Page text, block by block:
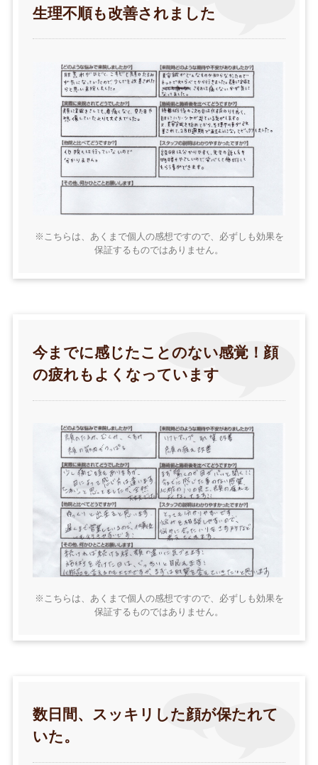
生理不順も改善されました
※こちらは、あくまで個人の感想ですので、必ずしも効果を
保証するものではありません。
今までに感じたことのない感覚！顔
の疲れもよくなっています
※こちらは、あくまで個人の感想ですので、必ずしも効果を
保証するものではありません。
数日間、スッキリした顔が保たれて
いた。